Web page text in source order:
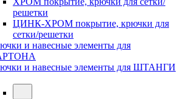
решетки
ЦИНК-ХРОМ покрытие, крючки для
сетки/решетки
и навесные элементы для
и навесные элементы для ШТАНГИ